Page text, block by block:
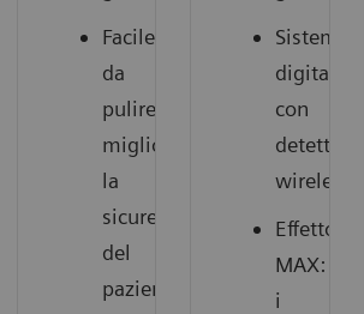
Facile
da
pulire,
migliora
la
sicurezza
del
paziente.
Sistema
digitale
con
detettore
wireless
Effetto
MAX:
i